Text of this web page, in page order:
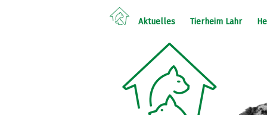
Aktuelles Tierheim Lahr